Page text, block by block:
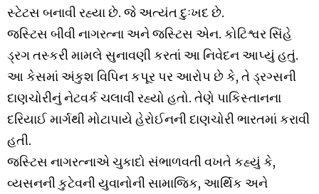
સ્ટેટસ બનાવી રહ્યા છે. જે અત્યંત દુઃખદ છે.
જસ્ટિસ બીવી નાગરત્ના અને જસ્ટિસ એન. કોટિશ્વર સિંહે
ડ્રગ તસ્કરી મામલે સુનાવણી કરતાં આ નિવેદન આપ્યું હતું.
આ કેસમાં અંકુશ વિપિન કપૂર પર આરોપ છે કે, તે ડ્રગ્સની
દાણચોરીનું નેટવર્ક ચલાવી રહ્યો હતો. તેણે પાકિસ્તાનના
દરિયાઈ માર્ગથી મોટાપાયે હેરોઈનની દાણચોરી ભારતમાં કરાવી
હતી.
જસ્ટિસ નાગરત્નાએ ચુકાદો સંભાળવતી વખતે કહ્યું કે,
વ્યસનની કુટેવની યુવાનોની સામાજિક, આર્થિક અને